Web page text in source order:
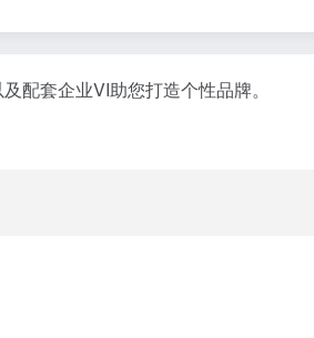
配套企业VI助您打造个性品牌。